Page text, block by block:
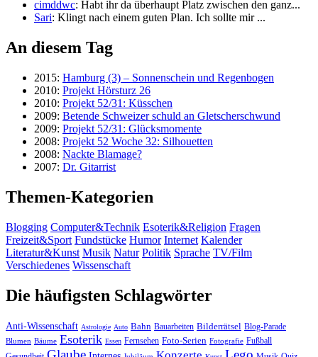
cimddwc: Habt ihr da überhaupt Platz zwischen den ganz...
Sari: Klingt nach einem guten Plan. Ich sollte mir ...
An diesem Tag
2015: Hamburg (3) – Sonnenschein und Regenbogen
2010: Projekt Hörsturz 26
2010: Projekt 52/31: Küsschen
2009: Betende Schweizer schuld an Gletscherschwund
2009: Projekt 52/31: Glücksmomente
2008: Projekt 52 Woche 32: Silhouetten
2008: Nackte Blamage?
2007: Dr. Gitarrist
Themen-Kategorien
Blogging Computer&Technik Esoterik&Religion Fragen
Freizeit&Sport Fundstücke Humor Internet Kalender
Literatur&Kunst Musik Natur Politik Sprache TV/Film
Verschiedenes Wissenschaft
Die häufigsten Schlagwörter
Anti-Wissenschaft Astrologie Auto Bahn Bauarbeiten Bilderrätsel Blog-Parade
Blumen Bäume Esoterik Essen Fernsehen Foto-Serien Fotografie Fußball